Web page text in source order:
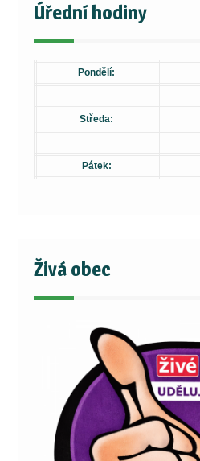
Úřední hodiny
Pondělí:
Středa:
Pátek:
Živá obec